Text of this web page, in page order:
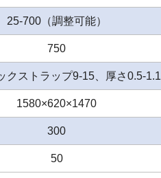
25-700（調整可能）
750
クストラップ9-15、厚さ0.5-1.1
1580×620×1470
300
50